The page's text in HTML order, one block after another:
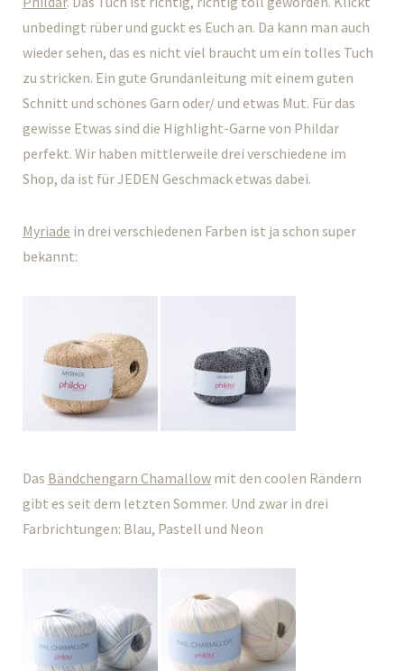
unbedingt rüber und guckt es Euch an. Da kann man auch
wieder sehen, das es nicht viel braucht um ein tolles Tuch
zu stricken. Ein gute Grundanleitung mit einem guten
Schnitt und schönes Garn oder/ und etwas Mut. Für das
gewisse Etwas sind die Highlight-Garne von Phildar
perfekt. Wir haben mittlerweile drei verschiedene im
Shop, da ist für JEDEN Geschmack etwas dabei.
Myriade in drei verschiedenen Farben ist ja schon super
bekannt:
Das Bändchengarn Chamallow mit den coolen Rändern
gibt es seit dem letzten Sommer. Und zwar in drei
Farbrichtungen: Blau, Pastell und Neon